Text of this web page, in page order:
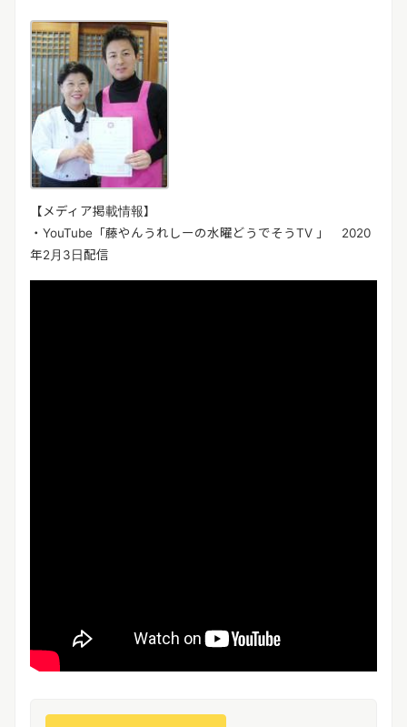
【メディア掲載情報】
・YouTube「藤やんうれしーの水曜どうでそうTV 」 2020
年2月3日配信